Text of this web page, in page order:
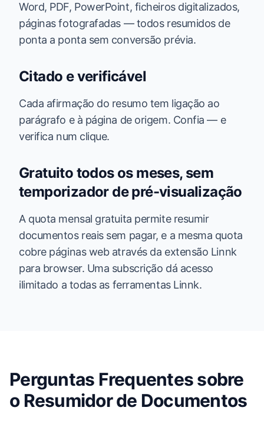
Word, PDF, PowerPoint, ficheiros digitalizados,
páginas fotografadas — todos resumidos de
ponta a ponta sem conversão prévia.
Citado e verificável
Cada afirmação do resumo tem ligação ao
parágrafo e à página de origem. Confia — e
verifica num clique.
Gratuito todos os meses, sem
temporizador de pré-visualização
A quota mensal gratuita permite resumir
documentos reais sem pagar, e a mesma quota
cobre páginas web através da extensão Linnk
para browser. Uma subscrição dá acesso
ilimitado a todas as ferramentas Linnk.
Perguntas Frequentes sobre
o Resumidor de Documentos